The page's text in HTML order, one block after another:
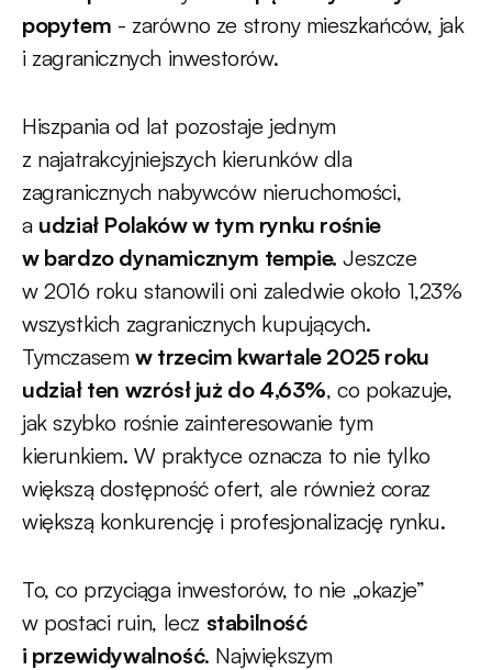
popytem - zarówno ze strony mieszkańców, jak
i zagranicznych inwestorów.
Hiszpania od lat pozostaje jednym
z najatrakcyjniejszych kierunków dla
zagranicznych nabywców nieruchomości,
a udział Polaków w tym rynku rośnie
w bardzo dynamicznym tempie. Jeszcze
w 2016 roku stanowili oni zaledwie około 1,23%
wszystkich zagranicznych kupujących.
Tymczasem w trzecim kwartale 2025 roku
udział ten wzrósł już do 4,63%, co pokazuje,
jak szybko rośnie zainteresowanie tym
kierunkiem. W praktyce oznacza to nie tylko
większą dostępność ofert, ale również coraz
większą konkurencję i profesjonalizację rynku.
To, co przyciąga inwestorów, to nie „okazje”
w postaci ruin, lecz stabilność
i przewidywalność. Największym